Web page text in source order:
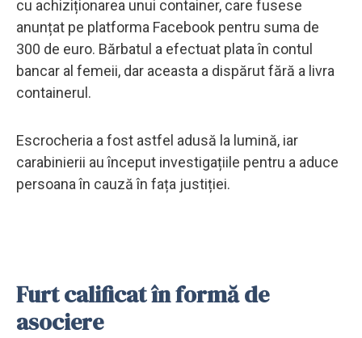
cu achiziționarea unui container, care fusese
anunțat pe platforma Facebook pentru suma de
300 de euro. Bărbatul a efectuat plata în contul
bancar al femeii, dar aceasta a dispărut fără a livra
containerul.
Escrocheria a fost astfel adusă la lumină, iar
carabinierii au început investigațiile pentru a aduce
persoana în cauză în fața justiției.
Furt calificat în formă de
asociere